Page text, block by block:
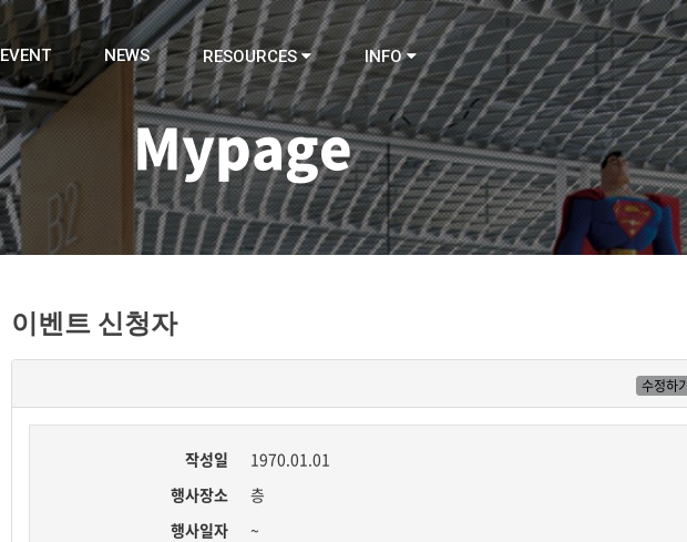
EVENT NEWS RESOURCES INFO
Mypage
이벤트 신청자
수정하
작성일
1970.01.01
행사장소
층
행사일자
~